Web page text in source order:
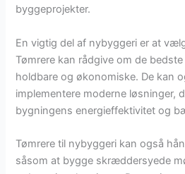
byggeprojekter.
En vigtig del af nybyggeri er at
Tømrere kan rådgive om de
holdbare og økonomiske. De kan
implementere moderne løsninger,
bygningens energieffektivitet og
Tømrere til nybyggeri kan også
såsom at bygge skræddersyede